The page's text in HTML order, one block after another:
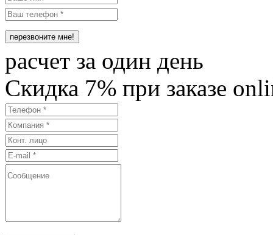
расчет за один день
Cкидка 7% при заказе